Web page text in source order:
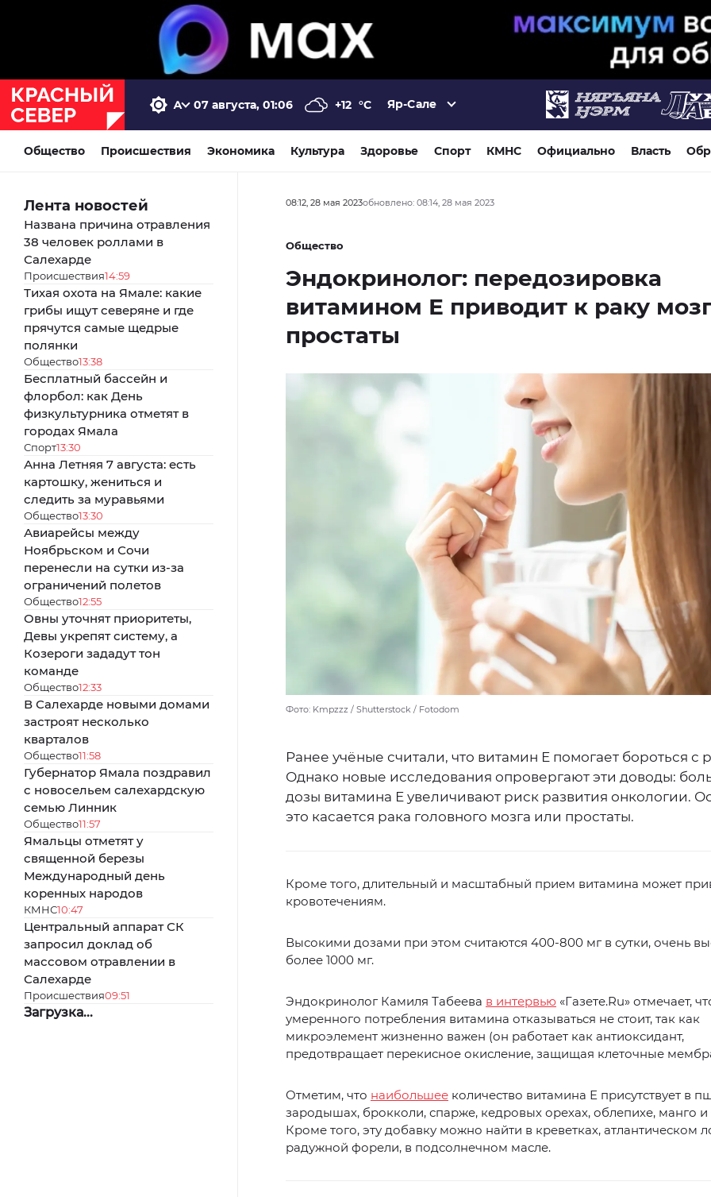
07 августа, 01:06 +12 °C Яр-Сале
Общество Происшествия Экономика Культура Здоровье Спорт КМНС Официально Власть
Лента новостей
Названа причина отравления
38 человек роллами в
Салехарде
Происшествия14:59
Тихая охота на Ямале: какие
грибы ищут северяне и где
прячутся самые щедрые
полянки
Общество13:38
Бесплатный бассейн и
флорбол: как День
физкультурника отметят в
городах Ямала
Спорт13:30
Анна Летняя 7 августа: есть
картошку, жениться и
следить за муравьями
Общество13:30
Авиарейсы между
Ноябрьском и Сочи
перенесли на сутки из-за
ограничений полетов
Общество12:55
Овны уточнят приоритеты,
Девы укрепят систему, а
Козероги зададут тон
команде
Общество12:33
В Салехарде новыми домами
застроят несколько
кварталов
Общество11:58
Губернатор Ямала поздравил
с новосельем салехардскую
семью Линник
Общество11:57
Ямальцы отметят у
священной березы
Международный день
коренных народов
КМНС10:47
Центральный аппарат СК
запросил доклад об
массовом отравлении в
Салехарде
Происшествия09:51
Загрузка...
08:12, 28 мая 2023обновлено: 08:14, 28 мая 2023
Общество
Эндокринолог: передозировка
витамином Е приводит к раку
простаты
Фото: Kmpzzz / Shutterstock / Fotodom
Ранее учёные считали, что витамин Е помогает бороться с
Однако новые исследования опровергают эти доводы:
дозы витамина Е увеличивают риск развития онкологии.
это касается рака головного мозга или простаты.
Кроме того, длительный и масштабный прием витамина может
кровотечениям.
Высокими дозами при этом считаются 400-800 мг в сутки, очень
более 1000 мг.
Эндокринолог Камиля Табеева в интервью «Газете.Ru» отмечает,
умеренного потребления витамина отказываться не стоит, так как
микроэлемент жизненно важен (он работает как антиоксидант,
предотвращает перекисное окисление, защищая клеточные
Отметим, что наибольшее количество витамина Е присутствует в
зародышах, брокколи, спарже, кедровых орехах, облепихе, манго и
Кроме того, эту добавку можно найти в креветках, атлантическом
радужной форели, в подсолнечном масле.